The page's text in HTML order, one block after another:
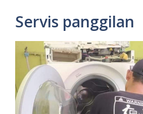
Servis panggilan